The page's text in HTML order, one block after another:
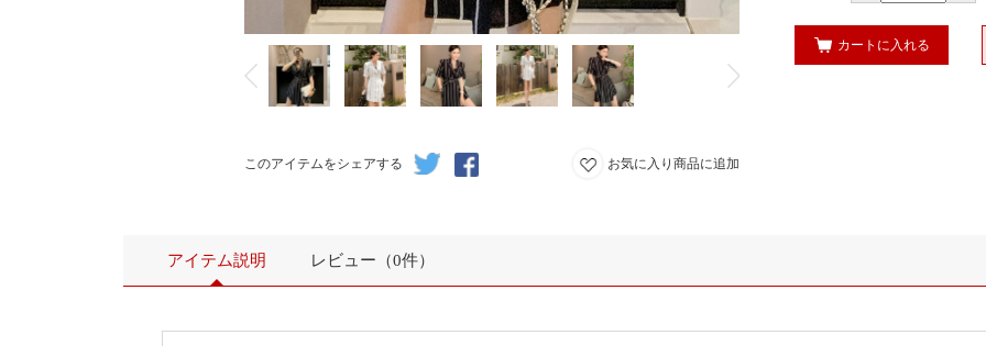
このアイテムをシェアする お気に入り商品に追加
カートに入れる
アイテム説明 レビュー（0件）